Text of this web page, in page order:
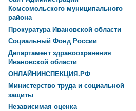
Комсомольского муниципального
района
Прокуратура Ивановской области
Социальный Фонд России
Департамент здравоохранения
Ивановской области
ОНЛАЙНИНСПЕКЦИЯ.РФ
Министерство труда и социальной
защиты
Независимая оценка